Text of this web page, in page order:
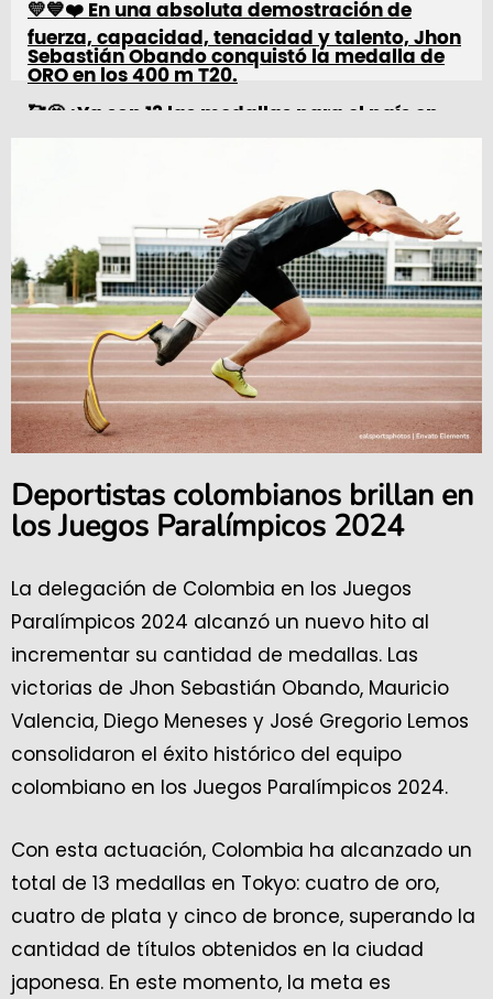
💛💙❤️ En una absoluta demostración de
fuerza, capacidad, tenacidad y talento, Jhon
Sebastián Obando conquistó la medalla de
ORO en los 400 m T20.
🥰🤩 ¡Ya son 13 las medallas para el país en
— Ministerio del Deporte (@MinDeporteCol)
Deportistas colombianos brillan en
los Juegos Paralímpicos 2024
La delegación de Colombia en los Juegos
Paralímpicos 2024 alcanzó un nuevo hito al
incrementar su cantidad de medallas. Las
victorias de Jhon Sebastián Obando, Mauricio
Valencia, Diego Meneses y José Gregorio Lemos
consolidaron el éxito histórico del equipo
colombiano en los Juegos Paralímpicos 2024.
Con esta actuación, Colombia ha alcanzado un
total de 13 medallas en Tokyo: cuatro de oro,
cuatro de plata y cinco de bronce, superando la
cantidad de títulos obtenidos en la ciudad
japonesa. En este momento, la meta es